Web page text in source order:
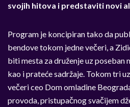
svojih hitova i predstaviti novi
Program je koncipiran tako da
bendove tokom jedne večeri, a
biti mesta za druženje uz poseban
kao i prateće sadržaje. Tokom tri
večeri ceo Dom omladine
provoda, pristupačnog svačijem